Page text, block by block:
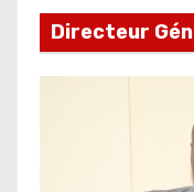
Directeur